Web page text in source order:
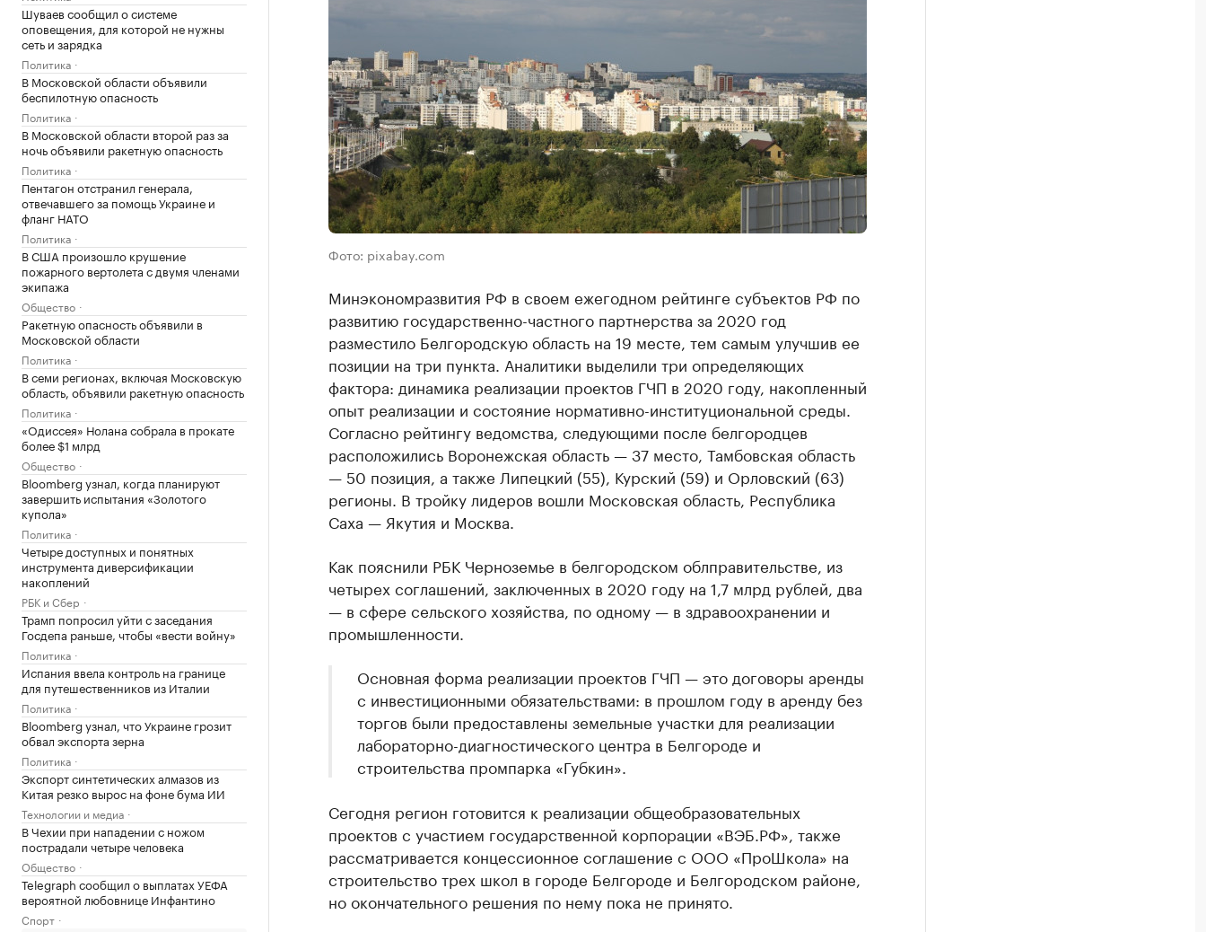
Шуваев сообщил о системе
оповещения, для которой не нужны
сеть и зарядка
Политика
В Московской области объявили
беспилотную опасность
Политика
В Московской области второй раз за
ночь объявили ракетную опасность
Политика
Пентагон отстранил генерала,
отвечавшего за помощь Украине и
фланг НАТО
Политика
В США произошло крушение
пожарного вертолета с двумя членами
экипажа
Общество
Ракетную опасность объявили в
Московской области
Политика
В семи регионах, включая Московскую
область, объявили ракетную опасность
Политика
«Одиссея» Нолана собрала в прокате
более $1 млрд
Общество
Bloomberg узнал, когда планируют
завершить испытания «Золотого
купола»
Политика
Четыре доступных и понятных
инструмента диверсификации
накоплений
РБК и Сбер
Трамп попросил уйти с заседания
Госдепа раньше, чтобы «вести войну»
Политика
Испания ввела контроль на границе
для путешественников из Италии
Политика
Bloomberg узнал, что Украине грозит
обвал экспорта зерна
Политика
Экспорт синтетических алмазов из
Китая резко вырос на фоне бума ИИ
Технологии и медиа
В Чехии при нападении с ножом
пострадали четыре человека
Общество
Telegraph сообщил о выплатах УЕФА
вероятной любовнице Инфантино
Спорт
Фото: pixabay.com
Минэкономразвития РФ в своем ежегодном рейтинге субъектов РФ по
развитию государственно-частного партнерства за 2020 год
разместило Белгородскую область на 19 месте, тем самым улучшив ее
позиции на три пункта. Аналитики выделили три определяющих
фактора: динамика реализации проектов ГЧП в 2020 году, накопленный
опыт реализации и состояние нормативно-институциональной среды.
Согласно рейтингу ведомства, следующими после белгородцев
расположились Воронежская область — 37 место, Тамбовская область
— 50 позиция, а также Липецкий (55), Курский (59) и Орловский (63)
регионы. В тройку лидеров вошли Московская область, Республика
Саха — Якутия и Москва.
Как пояснили РБК Черноземье в белгородском облправительстве, из
четырех соглашений, заключенных в 2020 году на 1,7 млрд рублей, два
— в сфере сельского хозяйства, по одному — в здравоохранении и
промышленности.
Основная форма реализации проектов ГЧП — это договоры аренды
с инвестиционными обязательствами: в прошлом году в аренду без
торгов были предоставлены земельные участки для реализации
лабораторно-диагностического центра в Белгороде и
строительства промпарка «Губкин».
Сегодня регион готовится к реализации общеобразовательных
проектов с участием государственной корпорации «ВЭБ.РФ», также
рассматривается концессионное соглашение с ООО «ПроШкола» на
строительство трех школ в городе Белгороде и Белгородском районе,
но окончательного решения по нему пока не принято.